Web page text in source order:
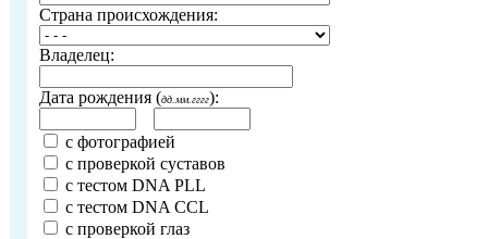
Страна происхождения:
Владелец:
Дата рождения (дд.мм.гггг):
с фотографией
с проверкой суставов
с тестом DNA PLL
с тестом DNA CCL
с проверкой глаз